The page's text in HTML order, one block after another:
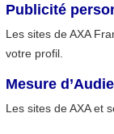
Publicité
Les sites de AXA
votre profil.
Mesure
Les sites de AXA et